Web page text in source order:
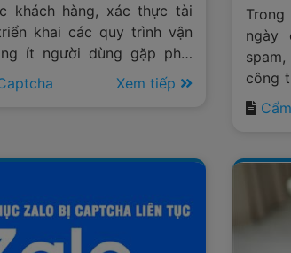
khách hàng, xác thực tài
khai các quy trình vận
ít người dùng gặp phải
thống liên tục hiển thị
khi cho phép thực hiện
Xem tiếp
ngày
công
tài
lớp
thống